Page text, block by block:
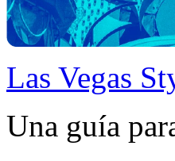
Las Vegas
Una guía